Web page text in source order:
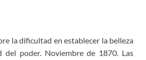
la dificultad en establecer la belleza
poder. Noviembre de 1870. Las